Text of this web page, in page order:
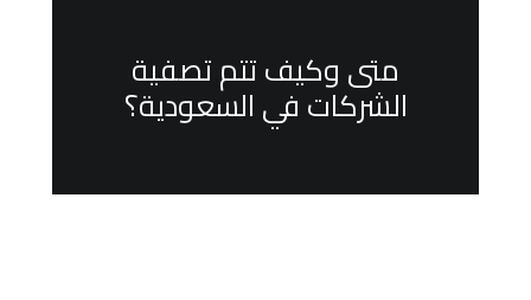
متى وكيف تتم تصفية
الشركات في السعودية؟